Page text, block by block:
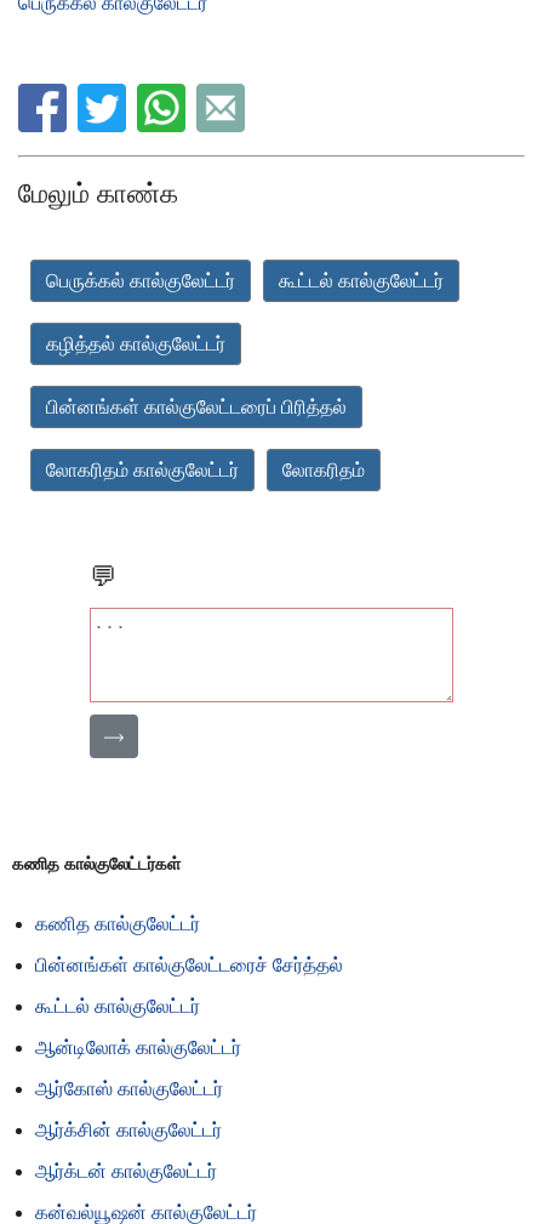
மேலும் காண்க
பெருக்கல் கால்குலேட்டர் கூட்டல் கால்குலேட்டர்
கழித்தல் கால்குலேட்டர்
பின்னங்கள் கால்குலேட்டரைப் பிரித்தல்
லோகரிதம் கால்குலேட்டர் லோகரிதம்
💬
⟶
கணித கால்குலேட்டர்கள்
கணித கால்குலேட்டர்
பின்னங்கள் கால்குலேட்டரைச் சேர்த்தல்
கூட்டல் கால்குலேட்டர்
ஆன்டிலோக் கால்குலேட்டர்
ஆர்கோஸ் கால்குலேட்டர்
ஆர்க்சின் கால்குலேட்டர்
ஆர்க்டன் கால்குலேட்டர்
கன்வல்யூஷன் கால்குலேட்டர்